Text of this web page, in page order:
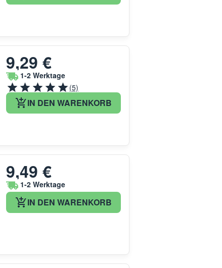
9,29 €
1-2 Werktage
(5)
IN DEN WARENKORB
9,49 €
1-2 Werktage
IN DEN WARENKORB